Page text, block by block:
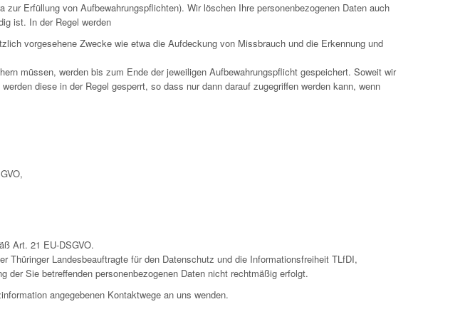
Erfüllung von Aufbewahrungspflichten). Wir löschen Ihre personenbezogenen Daten auch
ist. In der Regel werden
vorgesehene Zwecke wie etwa die Aufdeckung von Missbrauch und die Erkennung und
müssen, werden bis zum Ende der jeweiligen Aufbewahrungspflicht gespeichert. Soweit wir
diese in der Regel gesperrt, so dass nur dann darauf zugegriffen werden kann, wenn
Art. 21 EU-DSGVO.
Landesbeauftragte für den Datenschutz und die Informationsfreiheit TLfDI,
Sie betreffenden personenbezogenen Daten nicht rechtmäßig erfolgt.
angegebenen Kontaktwege an uns wenden.